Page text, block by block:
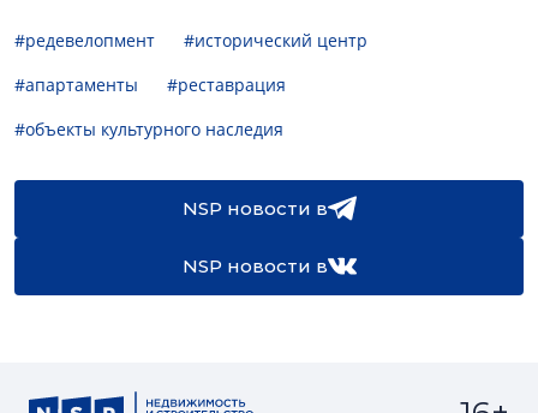
#редевелопмент
#исторический центр
#апартаменты
#реставрация
#объекты культурного наследия
NSP новости в
NSP новости в